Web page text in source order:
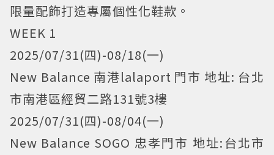
限量配飾打造專屬個性化鞋款。
WEEK 1
2025/07/31(四)-08/18(一)
New Balance 南港lalaport 門市 地址: 台北
市南港區經貿二路131號3樓
2025/07/31(四)-08/04(一)
New Balance SOGO 忠孝門市 地址:台北市